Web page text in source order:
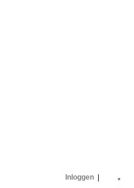
Inloggen